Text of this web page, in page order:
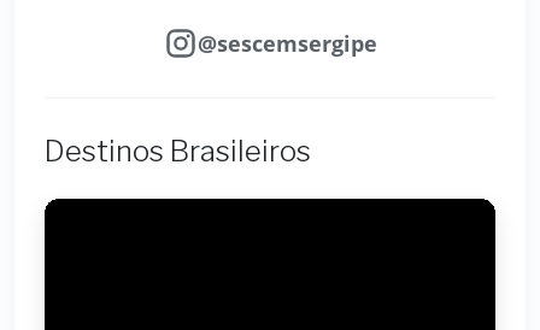
@sescemsergipe
Destinos Brasileiros